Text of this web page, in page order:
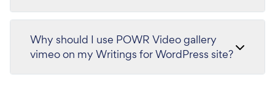
Why should I use POWR Video gallery
vimeo on my Writings for WordPress site?